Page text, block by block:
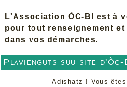
Plavienguts suu site d'Òc-
Adishatz ! Vous
L'Association ÒC-BI est à
pour tout renseignement
dans vos démarches.